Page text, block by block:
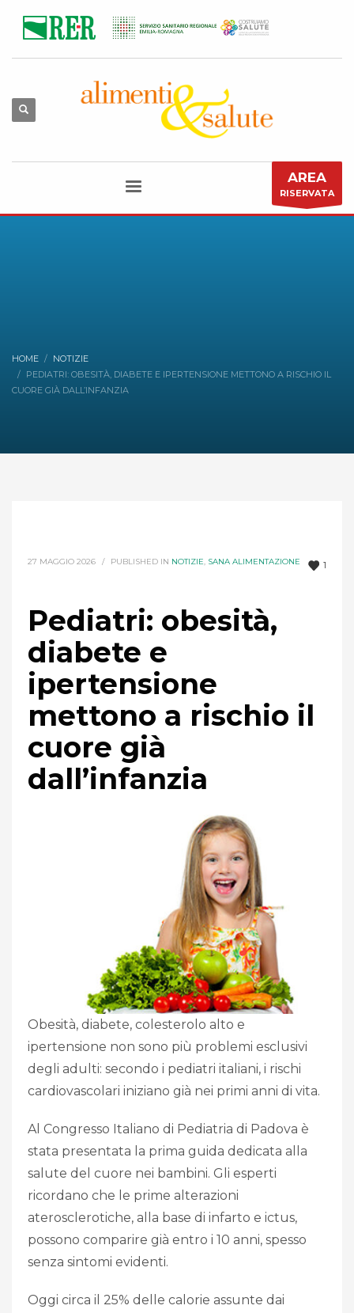
AREA
RISERVATA
HOME
NOTIZIE
PEDIATRI: OBESITÀ, DIABETE E IPERTENSIONE METTONO A RISCHIO IL
CUORE GIÀ DALL’INFANZIA
1
27 MAGGIO 2026 / PUBLISHED IN NOTIZIE, SANA ALIMENTAZIONE
Pediatri: obesità,
diabete e
ipertensione
mettono a rischio il
cuore già
dall’infanzia
Obesità, diabete, colesterolo alto e
ipertensione non sono più problemi esclusivi
degli adulti: secondo i pediatri italiani, i rischi
cardiovascolari iniziano già nei primi anni di vita.
Al Congresso Italiano di Pediatria di Padova è
stata presentata la prima guida dedicata alla
salute del cuore nei bambini. Gli esperti
ricordano che le prime alterazioni
aterosclerotiche, alla base di infarto e ictus,
possono comparire già entro i 10 anni, spesso
senza sintomi evidenti.
Oggi circa il 25% delle calorie assunte dai